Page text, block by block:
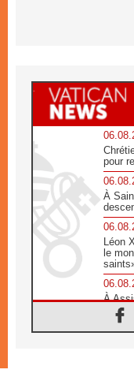
pour
À
Léon
le
À
«les